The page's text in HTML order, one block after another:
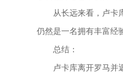
从长远来看，卢卡
仍然是一名拥有丰富经
总结：
卢卡库离开罗马并